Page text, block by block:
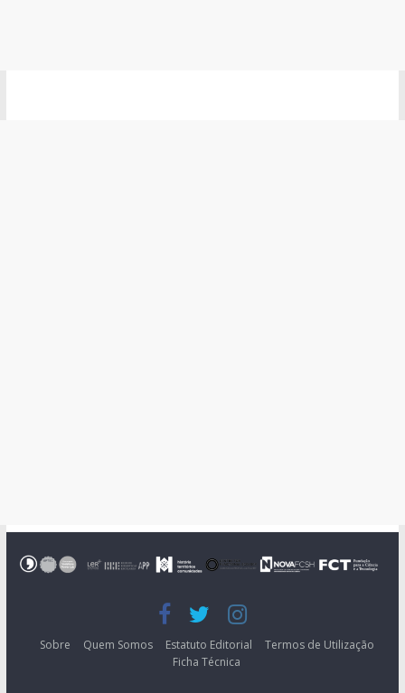
Sobre Quem Somos Estatuto Editorial
Termos de Utilização
Ficha Técnica